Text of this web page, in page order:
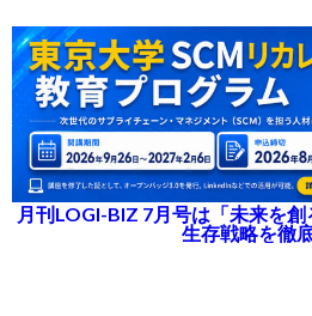
月刊LOGI-BIZ 7月号は「未来を
生存戦略を徹